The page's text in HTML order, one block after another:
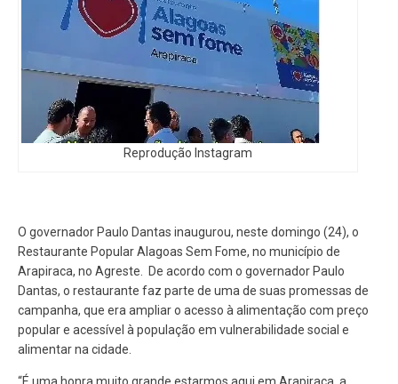
Reprodução Instagram
O governador Paulo Dantas inaugurou, neste domingo (24), o
Restaurante Popular Alagoas Sem Fome, no município de
Arapiraca, no Agreste. De acordo com o governador Paulo
Dantas, o restaurante faz parte de uma de suas promessas de
campanha, que era ampliar o acesso à alimentação com preço
popular e acessível à população em vulnerabilidade social e
alimentar na cidade.